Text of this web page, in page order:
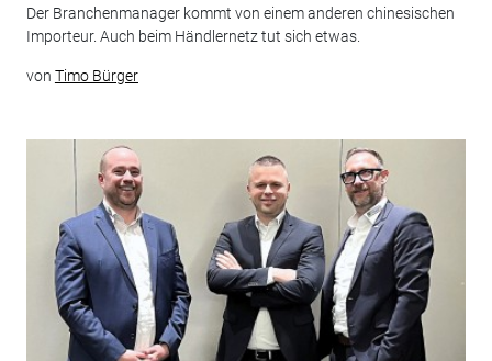
Der Branchenmanager kommt von einem anderen chinesischen
Importeur. Auch beim Händlernetz tut sich etwas.
von Timo Bürger